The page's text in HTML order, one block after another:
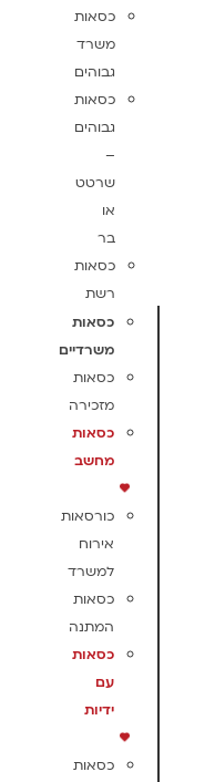
כסאות
משרד
גבוהים
כסאות
גבוהים
–
שרטט
או
בר
כסאות
רשת
כסאות
משרדיים
כסאות
מזכירה
כסאות
מחשב
כורסאות
אירוח
למשרד
כסאות
המתנה
כסאות
עם
ידיות
כסאות